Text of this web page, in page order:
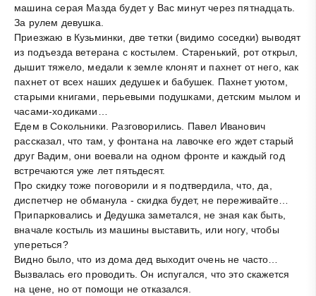
машина серая Мазда будет у Вас минут через пятнадцать.
За рулем девушка.
Приезжаю в Кузьминки, две тетки (видимо соседки) выводят
из подъезда ветерана с костылем. Старенький, рот открыл,
дышит тяжело, медали к земле клонят и пахнет от него, как
пахнет от всех наших дедушек и бабушек. Пахнет уютом,
старыми книгами, перьевыми подушками, детским мылом и
часами-ходиками…
Едем в Сокольники. Разговорились. Павел Иванович
рассказал, что там, у фонтана на лавочке его ждет старый
друг Вадим, они воевали на одном фронте и каждый год
встречаются уже лет пятьдесят.
Про скидку тоже поговорили и я подтвердила, что, да,
диспетчер не обманула - скидка будет, не переживайте…
Припарковались и Дедушка заметался, не зная как быть,
вначале костыль из машины выставить, или ногу, чтобы
упереться?
Видно было, что из дома дед выходит очень не часто…
Вызвалась его проводить. Он испугался, что это скажется
на цене, но от помощи не отказался.